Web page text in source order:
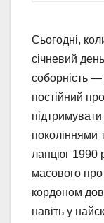
Сьогодні,
січневий
соборність
постійний
підтримувати
поколіннями
ланцюг 1990
масового
кордоном
навіть у